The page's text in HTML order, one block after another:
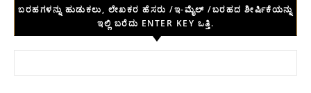
ಬರಹಗಳನ್ನು ಹುಡುಕಲು, ಲೇಖಕರ ಹೆಸರು /ಇ-ಮೈಲ್ /ಬರಹದ ಶೀರ್ಷಿಕೆಯನ್ನು
ಇಲ್ಲಿ ಬರೆದು ENTER KEY ಒತ್ತಿ.